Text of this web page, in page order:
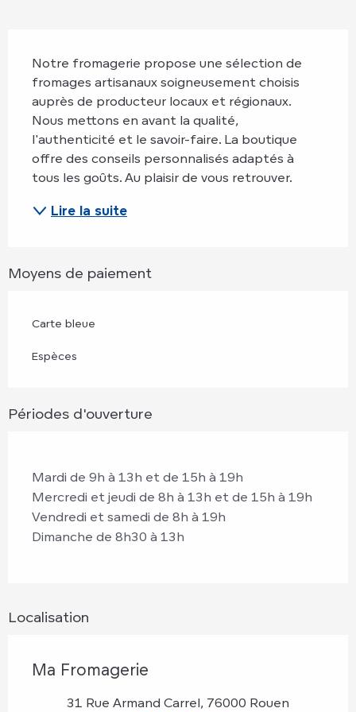
Notre fromagerie propose une sélection de
fromages artisanaux soigneusement choisis
auprès de producteur locaux et régionaux.
Nous mettons en avant la qualité,
l'authenticité et le savoir-faire. La boutique
offre des conseils personnalisés adaptés à
tous les goûts. Au plaisir de vous retrouver.
Lire la suite
Moyens de paiement
Carte bleue
Espèces
Périodes d'ouverture
Mardi de 9h à 13h et de 15h à 19h
Mercredi et jeudi de 8h à 13h et de 15h à 19h
Vendredi et samedi de 8h à 19h
Dimanche de 8h30 à 13h
Localisation
Ma Fromagerie
31 Rue Armand Carrel, 76000 Rouen